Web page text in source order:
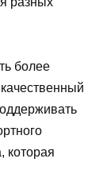
более
которая